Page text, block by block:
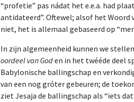
“profetie” pas nádat het e.e.a. had
antidateerd”. Oftewel; alsof het Woord
niet, het is allemaal gebaseerd op
In zijn algemeenheid kunnen we
oordeel van Goden in het twééde deel
Babylonische ballingschap en
van een nog gróter gebeuren; de
ziet Jesaja de ballingschap als “iets